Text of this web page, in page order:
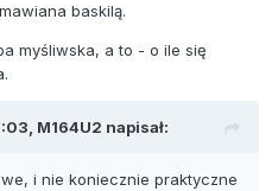
baskilą.
myśliwska, a to - o ile się
M164U2 napisał:
i nie koniecznie praktyczne